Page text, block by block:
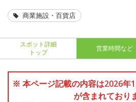
商業施設・百貨店
スポット詳細
トップ
営業時間など
※ 本ページ記載の内容は2026年
が含まれており